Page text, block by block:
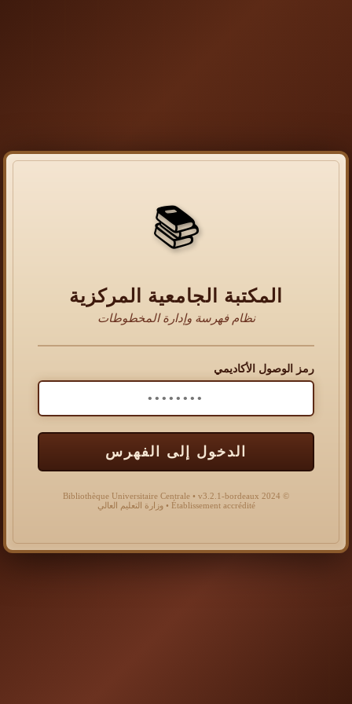
📚
المكتبة الجامعية المركزية
نظام فهرسة وإدارة المخطوطات
رمز الوصول الأكاديمي
الدخول إلى الفهرس
© 2024 Bibliothèque Universitaire Centrale • v3.2.1-bordeaux
Établissement accrédité • وزارة التعليم العالي